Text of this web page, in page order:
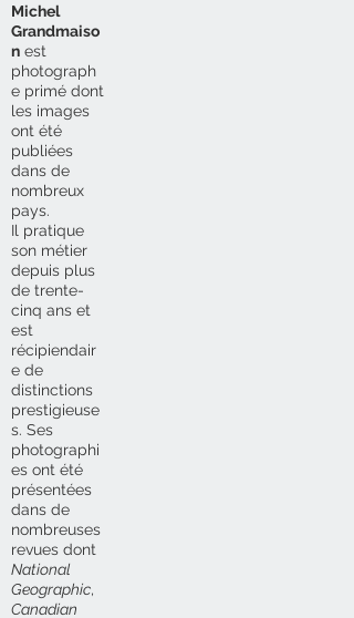
Michel
Grandmaiso
n est
photograph
e primé dont
les images
ont été
publiées
dans de
nombreux
pays.
Il pratique
son métier
depuis plus
de trente-
cinq ans et
est
récipiendair
e de
distinctions
prestigieuse
s. Ses
photographi
es ont été
présentées
dans de
nombreuses
revues dont
National
Geographic,
Canadian